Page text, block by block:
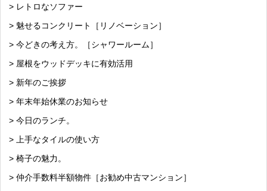
> レトロなソファー
> 魅せるコンクリート［リノベーション］
> 今どきの考え方。［シャワールーム］
> 屋根をウッドデッキに有効活用
> 新年のご挨拶
> 年末年始休業のお知らせ
> 今日のランチ。
> 上手なタイルの使い方
> 椅子の魅力。
> 仲介手数料半額物件［お勧め中古マンション］